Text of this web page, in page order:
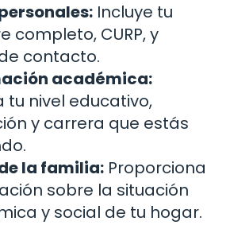
Incluye tu
completo, CURP, y
contacto.
académica:
tu nivel educativo,
y carrera que estás
la familia: Proporciona
sobre la situación
y social de tu hogar.